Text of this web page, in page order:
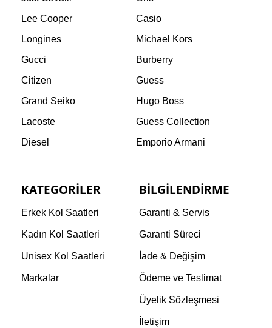
Lee Cooper
Casio
Longines
Michael Kors
Gucci
Burberry
Citizen
Guess
Grand Seiko
Hugo Boss
Lacoste
Guess Collection
Diesel
Emporio Armani
KATEGORILER
Erkek Kol Saatleri
Kadın Kol Saatleri
Unisex Kol Saatleri
Markalar
BILGILENDIRME
Garanti & Servis
Garanti Süreci
İade & Değişim
Ödeme ve Teslimat
Üyelik Sözleşmesi
İletişim